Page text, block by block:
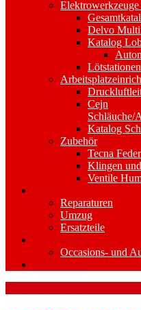
Delvo
Katalog
Cejn
Schläuche/
Katalog
Zubehör
Tecna
Klingen
Ventile
Reparaturen
Umzug
Ersatzteile
Occasions- und